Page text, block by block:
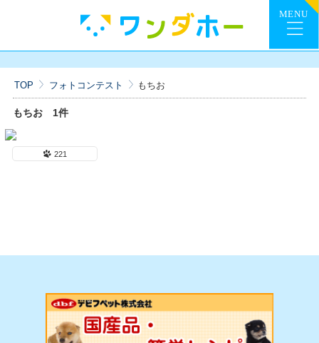
TOP フォトコンテスト もちお
もちお 1件
221